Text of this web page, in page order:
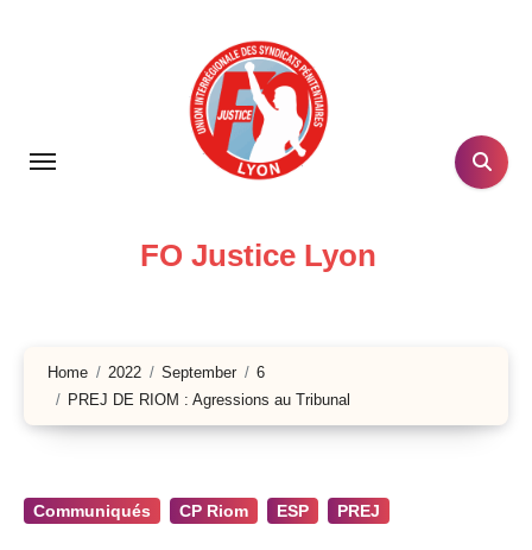
FO Justice Lyon
Home 2022 September
6
PREJ DE RIOM : Agressions au Tribunal
Communiqués CP Riom ESP PREJ